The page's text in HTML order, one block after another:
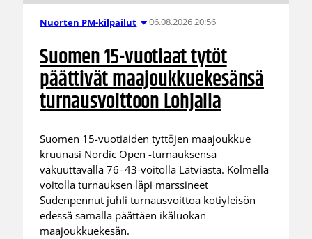
Nuorten PM-kilpailut 06.08.2026 20:56
Suomen 15-vuotiaat tytöt
päättivät maajoukkuekesänsä
turnausvoittoon Lohjalla
Suomen 15-vuotiaiden tyttöjen maajoukkue
kruunasi Nordic Open -turnauksensa
vakuuttavalla 76–43-voitolla Latviasta. Kolmella
voitolla turnauksen läpi marssineet
Sudenpennut juhli turnausvoittoa kotiyleisön
edessä samalla päättäen ikäluokan
maajoukkuekesän.